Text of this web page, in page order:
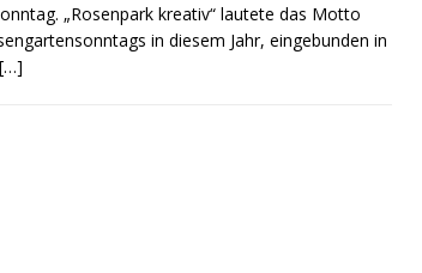
„Rosenpark kreativ“ lautete das Motto
in diesem Jahr, eingebunden in
[…]